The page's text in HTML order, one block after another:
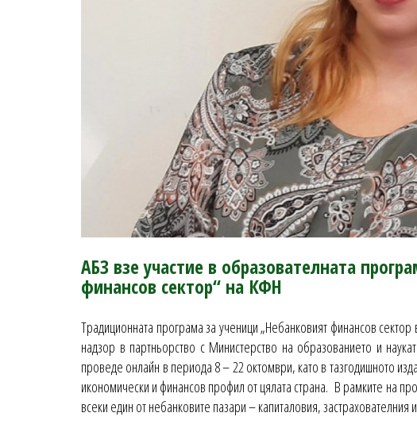
АБЗ взе участие в образователната
финансов сектор“ на КФН
Традиционната програма за ученици „Небанковият финансов
надзор в партньорство с Министерство на образованието и
проведе онлайн в периода 8 – 22 октомври, като в тазгодишното
икономически и финансов профил от цялата страна. В рамките на
всеки един от небанковите пазари – капиталовия, застрахователния